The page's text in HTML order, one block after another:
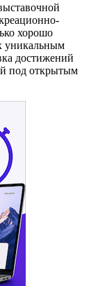
хорошо
уникальным
достижений
под открытым